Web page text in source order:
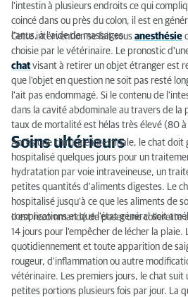
l'intestin à plusieurs endroits ce qui
coincé dans ou près du colon, il est en
l'anus, à l'aide de massages.
Cette intervention se fait sous anesthésie
choisie par le vétérinaire. Le pronostic
chat visant à retirer un objet étranger est
que l'objet en question ne soit pas resté
l'ait pas endommagé. Si le contenu de
dans la cavité abdominale au travers de la
taux de mortalité est hélas très élevé (80
Soins ultérieurs
Après une chirurgie intestinale, le chat doit
hospitalisé quelques jours pour un
hydratation par voie intraveineuse, un
petites quantités d'aliments digestes. Le
hospitalisé jusqu'à ce que les aliments de
complications et que l'état général soit
Il est recommandé de poser une collerette
14 jours pour l'empêcher de lécher la
quotidiennement et toute apparition de
rougeur, d'inflammation ou autre
vétérinaire. Les premiers jours, le chat suit
petites portions plusieurs fois par jour. La